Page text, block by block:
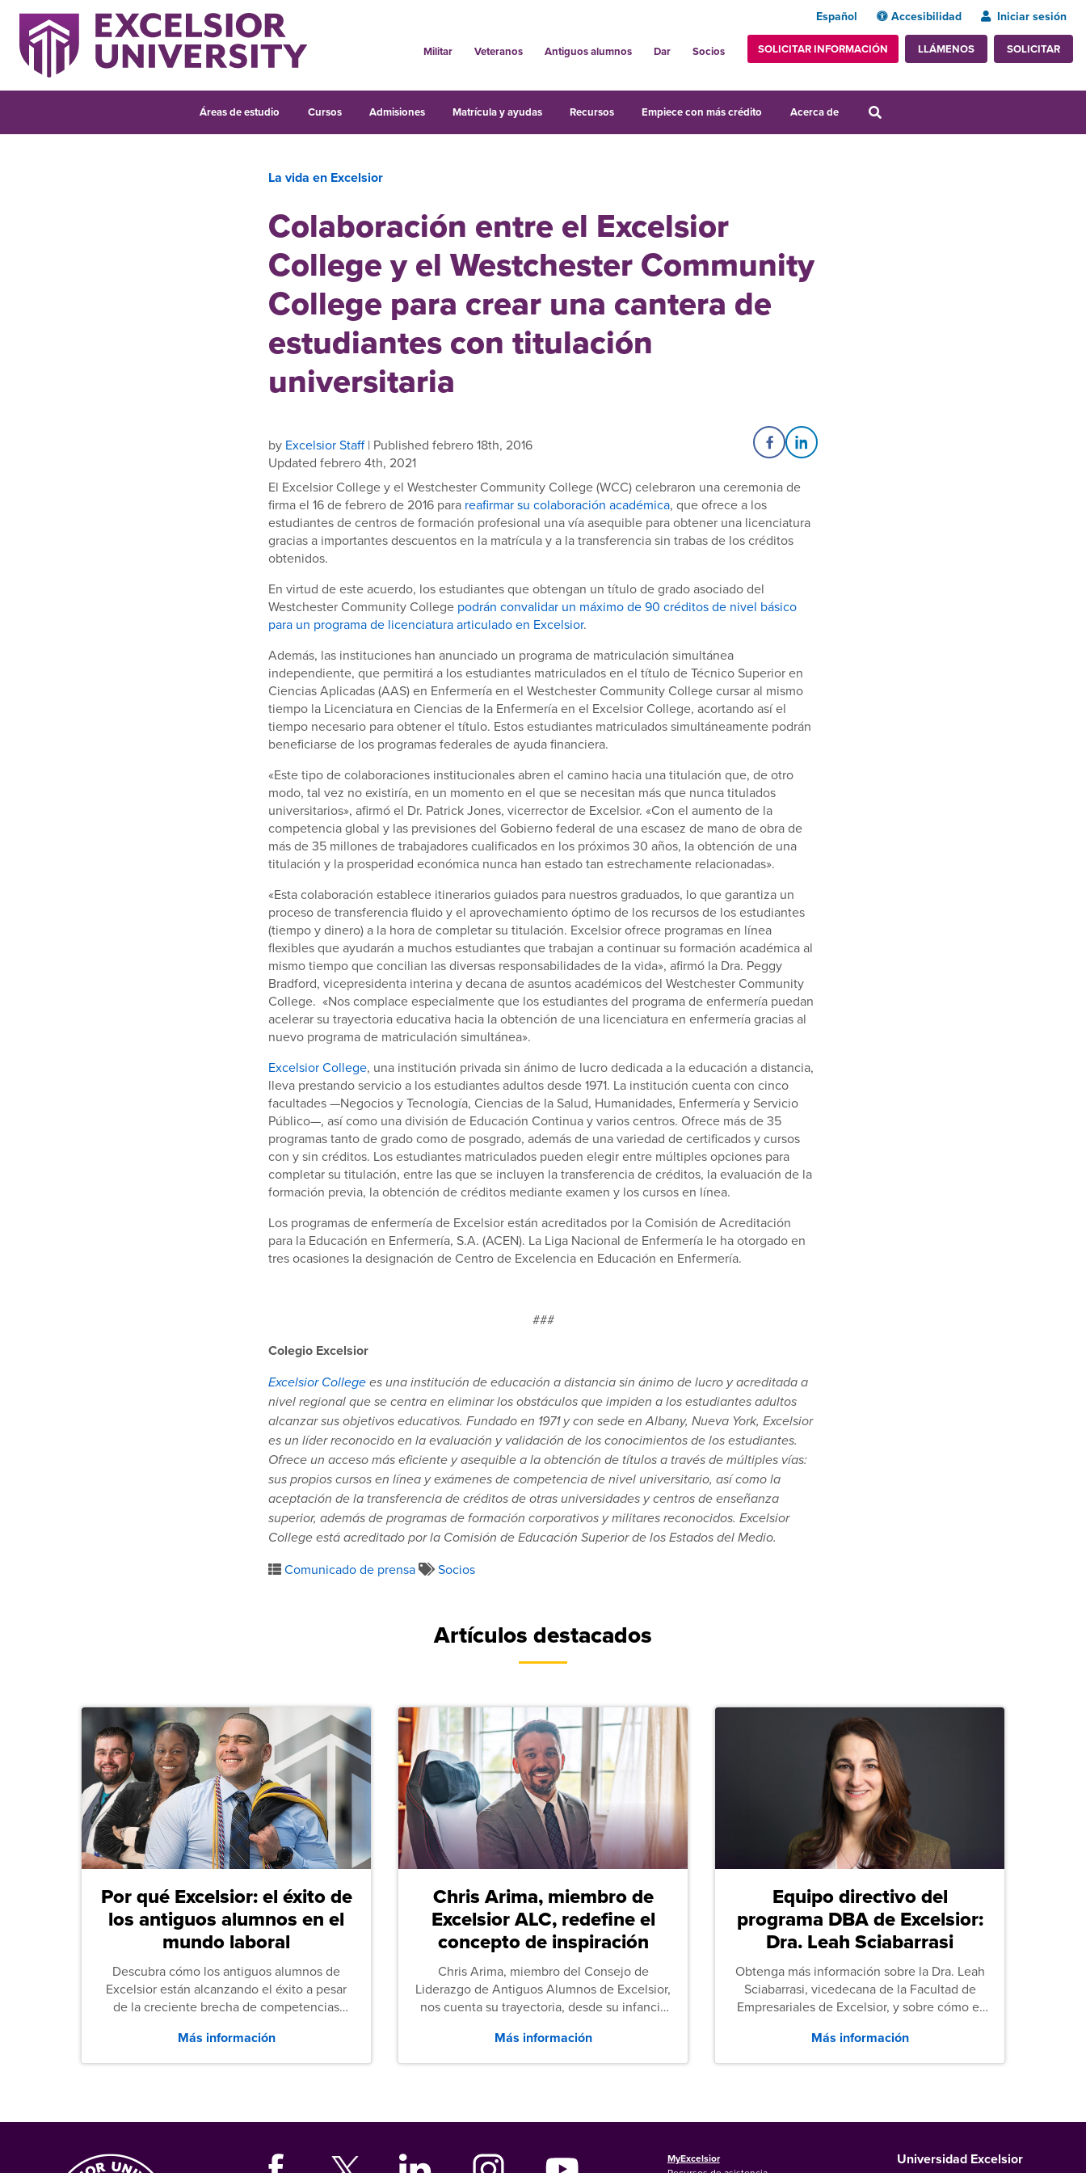
Español Accesibilidad Iniciar sesión
Militar Veteranos Antiguos alumnos Dar Socios SOLICITAR INFORMACIÓN LLÁMENOS SOLICITAR
Áreas de estudio Cursos Admisiones Matrícula y ayudas Recursos Empiece con más crédito Acerca de
La vida en Excelsior
Colaboración entre el Excelsior
College y el Westchester Community
College para crear una cantera de
estudiantes con titulación
universitaria
by Excelsior Staff| Published febrero 18th, 2016
Updated febrero 4th, 2021
Share on Facebook
Share on LinkedIn
El Excelsior College y el Westchester Community College (WCC) celebraron una ceremonia de
firma el 16 de febrero de 2016 para reafirmar su colaboración académica, que ofrece a los
estudiantes de centros de formación profesional una vía asequible para obtener una licenciatura
gracias a importantes descuentos en la matrícula y a la transferencia sin trabas de los créditos
obtenidos.
En virtud de este acuerdo, los estudiantes que obtengan un título de grado asociado del
Westchester Community College podrán convalidar un máximo de 90 créditos de nivel básico
para un programa de licenciatura articulado en Excelsior.
Además, las instituciones han anunciado un programa de matriculación simultánea
independiente, que permitirá a los estudiantes matriculados en el título de Técnico Superior en
Ciencias Aplicadas (AAS) en Enfermería en el Westchester Community College cursar al mismo
tiempo la Licenciatura en Ciencias de la Enfermería en el Excelsior College, acortando así el
tiempo necesario para obtener el título. Estos estudiantes matriculados simultáneamente podrán
beneficiarse de los programas federales de ayuda financiera.
«Este tipo de colaboraciones institucionales abren el camino hacia una titulación que, de otro
modo, tal vez no existiría, en un momento en el que se necesitan más que nunca titulados
universitarios», afirmó el Dr. Patrick Jones, vicerrector de Excelsior. «Con el aumento de la
competencia global y las previsiones del Gobierno federal de una escasez de mano de obra de
más de 35 millones de trabajadores cualificados en los próximos 30 años, la obtención de una
titulación y la prosperidad económica nunca han estado tan estrechamente relacionadas».
«Esta colaboración establece itinerarios guiados para nuestros graduados, lo que garantiza un
proceso de transferencia fluido y el aprovechamiento óptimo de los recursos de los estudiantes
(tiempo y dinero) a la hora de completar su titulación. Excelsior ofrece programas en línea
flexibles que ayudarán a muchos estudiantes que trabajan a continuar su formación académica al
mismo tiempo que concilian las diversas responsabilidades de la vida», afirmó la Dra. Peggy
Bradford, vicepresidenta interina y decana de asuntos académicos del Westchester Community
College. «Nos complace especialmente que los estudiantes del programa de enfermería puedan
acelerar su trayectoria educativa hacia la obtención de una licenciatura en enfermería gracias al
nuevo programa de matriculación simultánea».
Excelsior College, una institución privada sin ánimo de lucro dedicada a la educación a distancia,
lleva prestando servicio a los estudiantes adultos desde 1971. La institución cuenta con cinco
facultades —Negocios y Tecnología, Ciencias de la Salud, Humanidades, Enfermería y Servicio
Público—, así como una división de Educación Continua y varios centros. Ofrece más de 35
programas tanto de grado como de posgrado, además de una variedad de certificados y cursos
con y sin créditos. Los estudiantes matriculados pueden elegir entre múltiples opciones para
completar su titulación, entre las que se incluyen la transferencia de créditos, la evaluación de la
formación previa, la obtención de créditos mediante examen y los cursos en línea.
Los programas de enfermería de Excelsior están acreditados por la Comisión de Acreditación
para la Educación en Enfermería, S.A. (ACEN). La Liga Nacional de Enfermería le ha otorgado en
tres ocasiones la designación de Centro de Excelencia en Educación en Enfermería.
###
Colegio Excelsior
Excelsior College es una institución de educación a distancia sin ánimo de lucro y acreditada a
nivel regional que se centra en eliminar los obstáculos que impiden a los estudiantes adultos
alcanzar sus objetivos educativos. Fundado en 1971 y con sede en Albany, Nueva York, Excelsior
es un líder reconocido en la evaluación y validación de los conocimientos de los estudiantes.
Ofrece un acceso más eficiente y asequible a la obtención de títulos a través de múltiples vías:
sus propios cursos en línea y exámenes de competencia de nivel universitario, así como la
aceptación de la transferencia de créditos de otras universidades y centros de enseñanza
superior, además de programas de formación corporativos y militares reconocidos. Excelsior
College está acreditado por la Comisión de Educación Superior de los Estados del Medio.
Comunicado de prensa Socios
Artículos destacados
Por qué Excelsior: el éxito de
los antiguos alumnos en el
mundo laboral
Descubra cómo los antiguos alumnos de
Excelsior están alcanzando el éxito a pesar
de la creciente brecha de competencias
tanto las empresas como los recién
graduados en todo Estados Unidos.
Más información
Chris Arima, miembro de
Excelsior ALC, redefine el
concepto de inspiración
Chris Arima, miembro del Consejo de
Liderazgo de Antiguos Alumnos de Excelsior,
nos cuenta su trayectoria, desde su infancia
posteriormente, sus estudios de Derecho.
Más información
Equipo directivo del
programa DBA de Excelsior:
Dra. Leah Sciabarrasi
Obtenga más información sobre la Dra. Leah
Sciabarrasi, vicedecana de la Facultad de
Empresariales de Excelsior, y sobre cómo el
Empresas (DBA) de la universidad apoya a los
estudiantes.
Más información
MyExcelsior
Universidad Excelsior